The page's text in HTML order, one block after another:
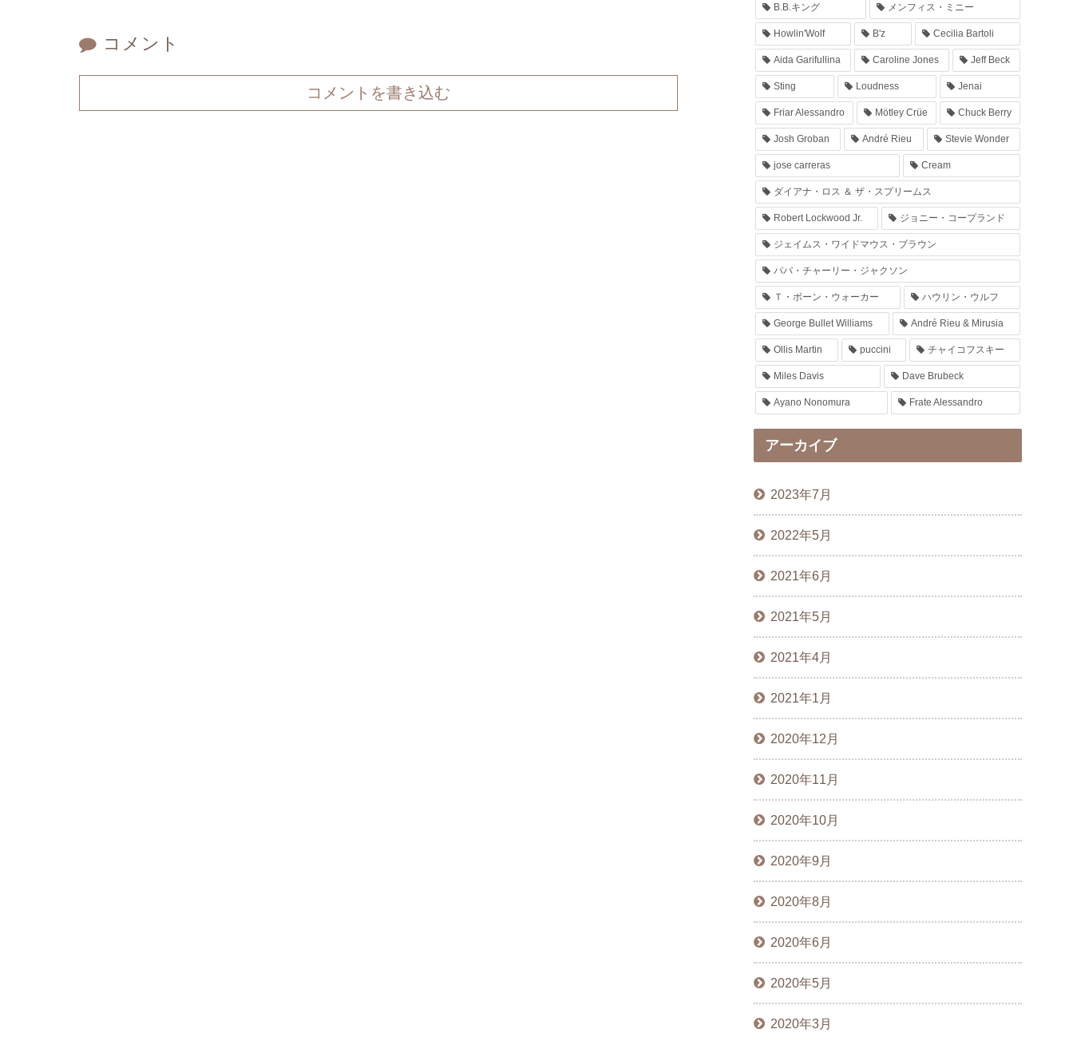
コメント
コメントを書き込む
B.B.キング メンフィス・ミニー
Howlin'Wolf B'z Cecilia Bartoli
Aida Garifullina Caroline Jones Jeff Beck
Sting Loudness Jenai
Friar Alessandro Mötley Crüe Chuck Berry
Josh Groban André Rieu Stevie Wonder
jose carreras Cream
ダイアナ・ロス ＆ ザ・スプリームス
Robert Lockwood Jr. ジョニー・コープランド
ジェイムス・ワイドマウス・ブラウン
パパ・チャーリー・ジャクソン
Ｔ・ボーン・ウォーカー ハウリン・ウルフ
George Bullet Williams André Rieu & Mirusia
Ollis Martin puccini チャイコフスキー
Miles Davis Dave Brubeck
Ayano Nonomura Frate Alessandro
アーカイブ
2023年7月
2022年5月
2021年6月
2021年5月
2021年4月
2021年1月
2020年12月
2020年11月
2020年10月
2020年9月
2020年8月
2020年6月
2020年5月
2020年3月